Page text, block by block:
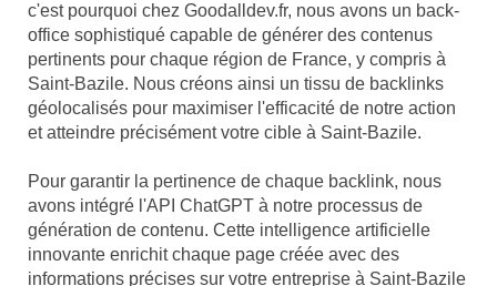
c'est pourquoi chez Goodalldev.fr, nous avons un back-
office sophistiqué capable de générer des contenus
pertinents pour chaque région de France, y compris à
Saint-Bazile. Nous créons ainsi un tissu de backlinks
géolocalisés pour maximiser l'efficacité de notre action
et atteindre précisément votre cible à Saint-Bazile.
Pour garantir la pertinence de chaque backlink, nous
avons intégré l'API ChatGPT à notre processus de
génération de contenu. Cette intelligence artificielle
innovante enrichit chaque page créée avec des
informations précises sur votre entreprise à Saint-Bazile